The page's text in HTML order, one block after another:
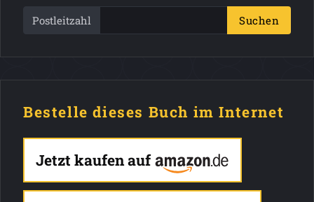
Postleitzahl Suchen
Bestelle dieses Buch im Internet
Jetzt kaufen auf